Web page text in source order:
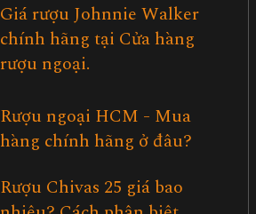
Giá rượu Johnnie Walker
chính hãng tại Cửa hàng
rượu ngoại.
Rượu ngoại HCM - Mua
hàng chính hãng ở đâu?
Rượu Chivas 25 giá bao